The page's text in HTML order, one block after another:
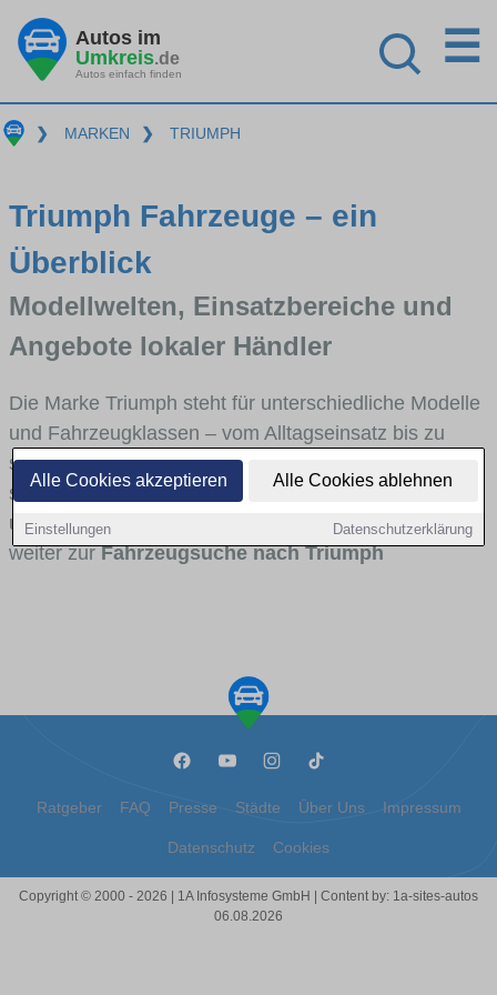
Alle Cookies akzeptieren Alle Cookies ablehnen
Einstellungen Datenschutzerklärung
Autos im
Umkreis.de
Autos einfach finden
☰
❯ MARKEN ❯ TRIUMPH
Triumph Fahrzeuge – ein
Überblick
Modellwelten, Einsatzbereiche und
Angebote lokaler Händler
Die Marke Triumph steht für unterschiedliche Modelle
und Fahrzeugklassen – vom Alltagseinsatz bis zu
speziellen Anforderungen. Hier bekommst du einen
schnellen Überblick über die wichtigsten Modellreihen
und für wen Triumph besonders interessant ist. Direkt
weiter zurFahrzeugsuche nach Triumph
Ratgeber FAQ Presse Städte Über Uns Impressum
Datenschutz Cookies
Copyright © 2000 - 2026 | 1A Infosysteme GmbH | Content by: 1a-sites-autos
06.08.2026